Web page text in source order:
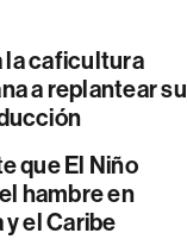
la caficultura
a replantear su
que El Niño
hambre en
el Caribe